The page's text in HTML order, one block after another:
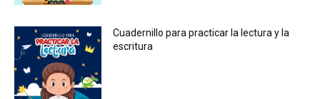
Cuadernillo para practicar la lectura y la
escritura